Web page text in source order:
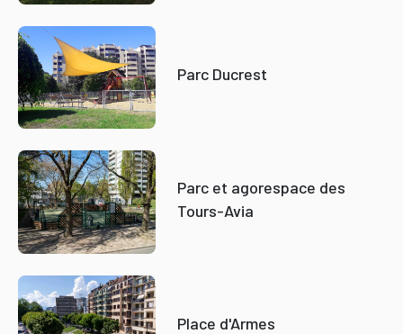
Parc Ducrest
Parc et agorespace des
Tours-Avia
Place d'Armes